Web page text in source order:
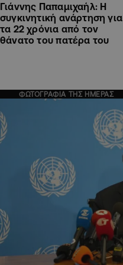
Γιάννης Παπαμιχαήλ: Η
συγκινητική ανάρτηση για
τα 22 χρόνια από τον
θάνατο του πατέρα του
ΦΩΤΟΓΡΑΦΙΑ ΤΗΣ ΗΜΕΡΑΣ